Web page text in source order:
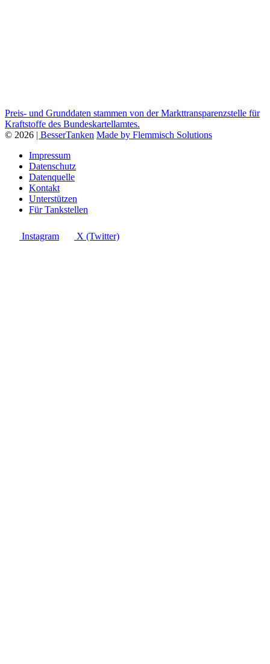
Preis- und Grunddaten stammen von der Markttransparenzstelle für
Kraftstoffe des Bundeskartellamtes.
© 2026 | BesserTanken Made by Flemmisch Solutions
Impressum
Datenschutz
Datenquelle
Kontakt
Unterstützen
Für Tankstellen
Instagram X (Twitter)